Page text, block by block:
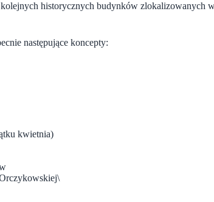
historycznych budynków zlokalizowanych
następujące koncepty:
kwietnia)